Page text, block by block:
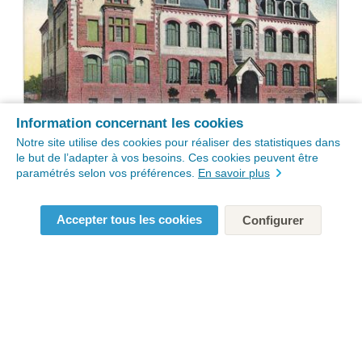
Information concernant les cookies
Notre site utilise des cookies pour réaliser des statistiques dans
le but de l’adapter à vos besoins. Ces cookies peuvent être
paramétrés selon vos préférences. En savoir plus
Accepter tous les cookies Configurer